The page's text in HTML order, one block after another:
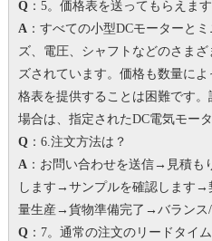
Q：5。価格表を送ってもらえま
A：すべての小型DCモーターと
ズ、電圧、シャフトなどのさま
ズされています。価格も数量によ
格表を提供することは困難です。
場合は、指定されたDC電気モー
Q：6.注文方法は？
A：お問い合わせを送信→見積も
します→サンプルを確認します
量生産→貨物準備完了→バランス/
Q：7。 通常の注文のリードタイ